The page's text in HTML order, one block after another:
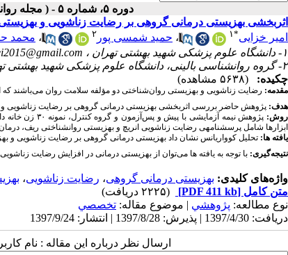
دوره ۵، شماره ۵ - ( مجله روانشناسی و روانپزشکی شناخت ۱۳۹۷ )
اثربخشی بهزیستی درمانی گروهی بر رضایت زناشویی و بهزیستی
امیر خزایی*۱ ، حمید شمسی پور ۲ ، محمد
۱- دانشگاه علوم پزشکی شهید بهشتی تهران ،
۲- گروه روانشناسی بالینی، دانشگاه علوم پزشکی شهید بهشتی تهران
چکیده:
(۵۶۳۸ مشاهده)
مقدمه: رضایت زناشویی و بهزیستی روان‌شناختی دو مؤلفه سلامت روان می‌باشند که
هدف: پژوهش حاضر بررسی اثربخشی بهزیستی درمانی گروهی بر رضایت زناشویی و
روش:
ابزارها شامل پرسشنامه­ی رضایت زناشویی انریچ و بهزیستی روان­شناختی ریف، درمان ۸ جلسه­ی ۹۰ دقیقه ای ۲ جلسه در هفته اجرا و ۲ مرحله ارزیابی صورت گرفت، پیش و پس از
یافته ها: تحلیل کوواریانس نشان داد بهزیستی درمانی گروهی بر رضایت زناشویی و
نتیجه‌گیری: با توجه به یافته ها می‌توان از بهزیستی درمانی در افزایش رضایت
واژه‌های کلیدی: بهزیستی درمانی گروهی، رضایت زناشویی،
متن کامل [PDF 411 kb]
(۲۲۲۵ دریافت)
نوع مطالعه: پژوهشي | موضوع مقاله: تخصصي
دریافت: 1397/4/30 | پذیرش: 1397/8/28 | انتشار: 1397/9/24
ارسال نظر درباره این مقاله : نام